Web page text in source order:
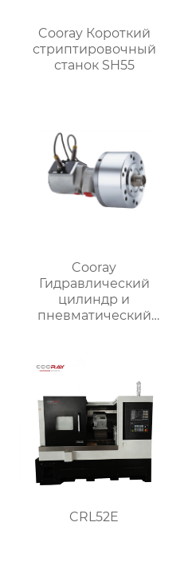
Cooray Короткий
стриптировочный
станок SH55
Cooray
Гидравлический
цилиндр и
пневматический
CRL52E